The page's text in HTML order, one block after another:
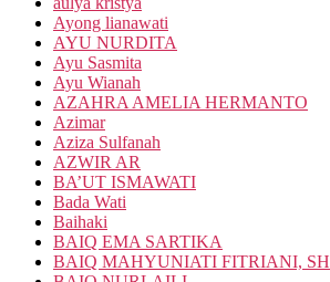
Ayong lianawati
AYU NURDITA
Ayu Sasmita
Ayu Wianah
AZAHRA AMELIA HERMANTO
Azimar
Aziza Sulfanah
AZWIR AR
BA’UT ISMAWATI
Bada Wati
Baihaki
BAIQ EMA SARTIKA
BAIQ MAHYUNIATI FITRIANI, SH